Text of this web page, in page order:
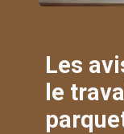
Les
le